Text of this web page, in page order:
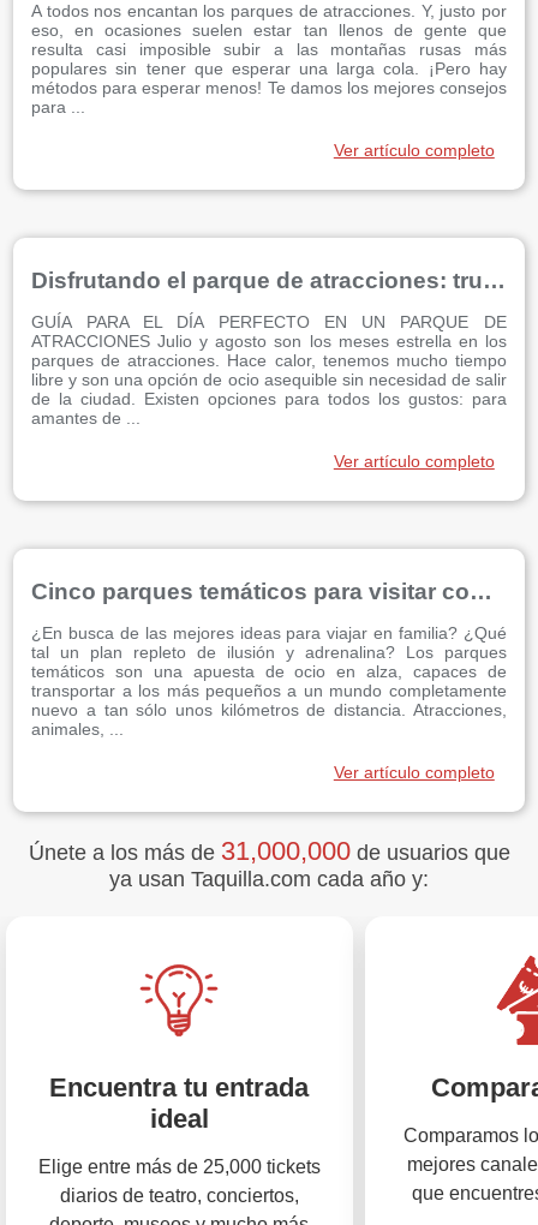
A todos nos encantan los parques de atracciones. Y, justo por
eso, en ocasiones suelen estar tan llenos de gente que
resulta casi imposible subir a las montañas rusas más
populares sin tener que esperar una larga cola. ¡Pero hay
métodos para esperar menos! Te damos los mejores consejos
para ...
Ver artículo completo
Disfrutando el parque de atracciones: trucos y preguntas frecuentes
GUÍA PARA EL DÍA PERFECTO EN UN PARQUE DE
ATRACCIONES Julio y agosto son los meses estrella en los
parques de atracciones. Hace calor, tenemos mucho tiempo
libre y son una opción de ocio asequible sin necesidad de salir
de la ciudad. Existen opciones para todos los gustos: para
amantes de ...
Ver artículo completo
Cinco parques temáticos para visitar con niños
¿En busca de las mejores ideas para viajar en familia? ¿Qué
tal un plan repleto de ilusión y adrenalina? Los parques
temáticos son una apuesta de ocio en alza, capaces de
transportar a los más pequeños a un mundo completamente
nuevo a tan sólo unos kilómetros de distancia. Atracciones,
animales, ...
Ver artículo completo
Únete a los más de 31,000,000de usuarios que
ya usan Taquilla.com cada año y:
Encuentra tu entrada
ideal
Elige entre más de 25,000 tickets
diarios de teatro, conciertos,
Comparamos
mejores
que